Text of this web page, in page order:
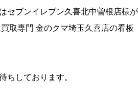
セブンイレブン久喜北中曽根店様が
取専門 金のクマ埼玉久喜店の看板
ちしております。